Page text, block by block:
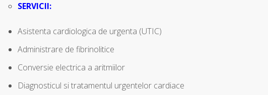
SERVICII:
Asistenta cardiologica de urgenta (UTIC)
Administrare de fibrinolitice
Conversie electrica a aritmiilor
Diagnosticul si tratamentul urgentelor cardiace